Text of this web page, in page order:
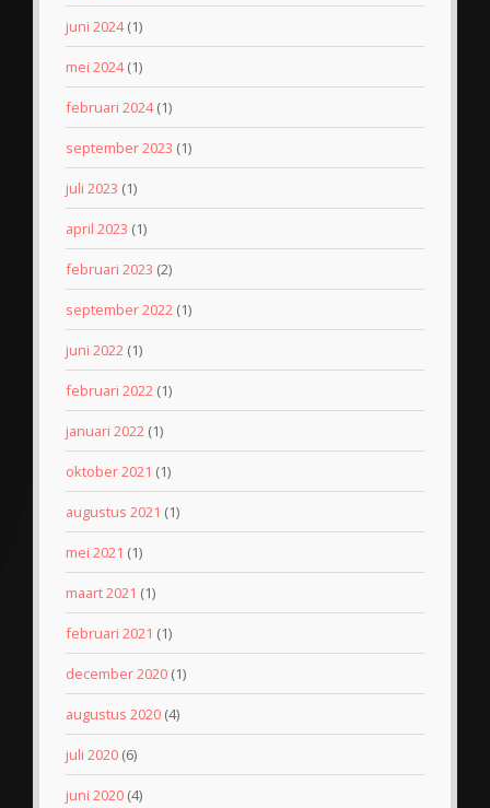
juni 2024(1)
mei 2024(1)
februari 2024(1)
september 2023 (1)
juli 2023 (1)
april 2023 (1)
februari 2023 (2)
september 2022 (1)
juni 2022 (1)
februari 2022 (1)
januari 2022 (1)
oktober 2021 (1)
augustus 2021 (1)
mei 2021 (1)
maart 2021 (1)
februari 2021 (1)
december 2020 (1)
augustus 2020 (4)
juli 2020 (6)
juni 2020 (4)